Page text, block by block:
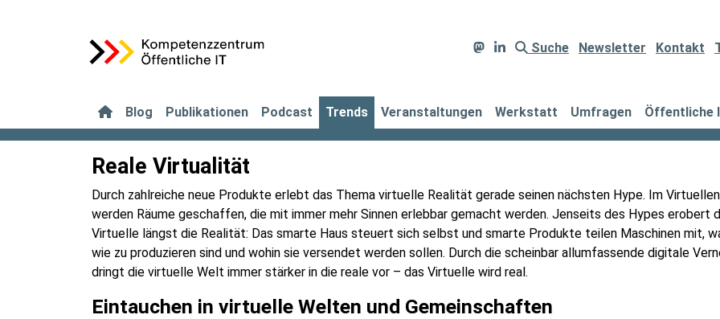
Suche Newsletter Kontakt
Blog Publikationen Podcast Trends Veranstaltungen Werkstatt Umfragen Öffentliche
Reale Virtualität
Durch zahlreiche neue Produkte erlebt das Thema virtuelle Realität gerade seinen nächsten Hype. Im Virtuellen
werden Räume geschaffen, die mit immer mehr Sinnen erlebbar gemacht werden. Jenseits des Hypes erobert
Virtuelle längst die Realität: Das smarte Haus steuert sich selbst und smarte Produkte teilen Maschinen mit,
wie zu produzieren sind und wohin sie versendet werden sollen. Durch die scheinbar allumfassende digitale
dringt die virtuelle Welt immer stärker in die reale vor – das Virtuelle wird real.
Eintauchen in virtuelle Welten und Gemeinschaften